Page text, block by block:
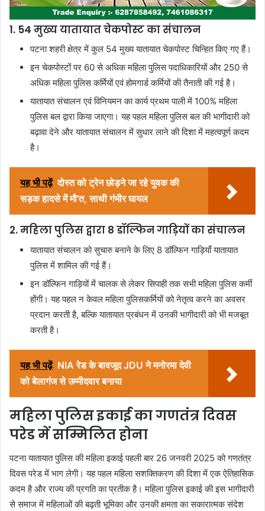
1. 54 मुख्य यातायात चेकपोस्ट का संचालन
पटना शहरी क्षेत्र में कुल 54 मुख्य यातायात चेकपोस्ट चिन्हित किए गए हैं।
इन चेकपोस्टों पर 60 से अधिक महिला पुलिस पदाधिकारियों और 250 से
अधिक महिला पुलिस कर्मियों एवं होमगार्ड कर्मियों की तैनाती की गई है।
यातायात संचालन एवं विनियमन का कार्य प्रथम पाली में 100% महिला
पुलिस बल द्वारा किया जाएगा। यह पहल महिला पुलिस बल की भागीदारी को
बढ़ावा देने और यातायात संचालन में सुधार लाने की दिशा में महत्वपूर्ण कदम
है।
यह भी पढ़ें दोस्त को ट्रेन छोड़ने जा रहे युवक की
सड़क हादसे में मौ'त, साथी गंभीर घायल
2. महिला पुलिस द्वारा 8 डॉल्फिन गाड़ियों का संचालन
यातायात संचालन को सुचारु बनाने के लिए 8 डॉल्फिन गाड़ियाँ यातायात
पुलिस में शामिल की गई हैं।
इन डॉल्फिन गाड़ियों में चालक से लेकर सिपाही तक सभी महिला पुलिस कर्मी
होंगी। यह पहल न केवल महिला पुलिसकर्मियों को नेतृत्व करने का अवसर
प्रदान करती है, बल्कि यातायात प्रबंधन में उनकी भागीदारी को भी मजबूत
करती है।
यह भी पढ़ें NIA रेड के बावजूद JDU ने मनोरमा देवी
को बेलागंज से उम्मीदवार बनाया
महिला पुलिस इकाई का गणतंत्र दिवस
परेड में सम्मिलित होना
पटना यातायात पुलिस की महिला इकाई पहली बार 26 जनवरी 2025 को गणतंत्र
दिवस परेड में भाग लेगी। यह पहल महिला सशक्तिकरण की दिशा में एक ऐतिहासिक
कदम है और राज्य की प्रगति का प्रतीक है। महिला पुलिस इकाई की इस भागीदारी
से समाज में महिलाओं की बढ़ती भूमिका और उनकी क्षमता का सकारात्मक संदेश